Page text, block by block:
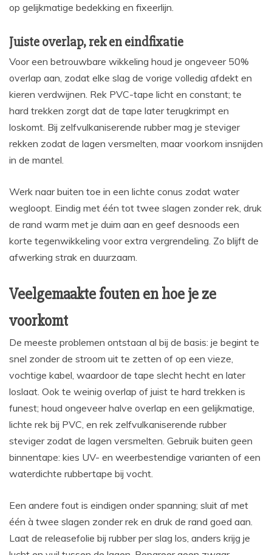
op gelijkmatige bedekking en fixeerlijn.
Juiste overlap, rek en eindfixatie
Voor een betrouwbare wikkeling houd je ongeveer 50%
overlap aan, zodat elke slag de vorige volledig afdekt en
kieren verdwijnen. Rek PVC-tape licht en constant; te
hard trekken zorgt dat de tape later terugkrimpt en
loskomt. Bij zelfvulkaniserende rubber mag je steviger
rekken zodat de lagen versmelten, maar voorkom insnijden
in de mantel.
Werk naar buiten toe in een lichte conus zodat water
wegloopt. Eindig met één tot twee slagen zonder rek, druk
de rand warm met je duim aan en geef desnoods een
korte tegenwikkeling voor extra vergrendeling. Zo blijft de
afwerking strak en duurzaam.
Veelgemaakte fouten en hoe je ze
voorkomt
De meeste problemen ontstaan al bij de basis: je begint te
snel zonder de stroom uit te zetten of op een vieze,
vochtige kabel, waardoor de tape slecht hecht en later
loslaat. Ook te weinig overlap of juist te hard trekken is
funest; houd ongeveer halve overlap en een gelijkmatige,
lichte rek bij PVC, en rek zelfvulkaniserende rubber
steviger zodat de lagen versmelten. Gebruik buiten geen
binnentape: kies UV- en weerbestendige varianten of een
waterdichte rubbertape bij vocht.
Een andere fout is eindigen onder spanning; sluit af met
één à twee slagen zonder rek en druk de rand goed aan.
Laat de releasefolie bij rubber per slag los, anders krijg je